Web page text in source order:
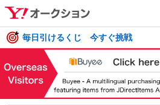
毎日引けるくじ 今すぐ挑戦